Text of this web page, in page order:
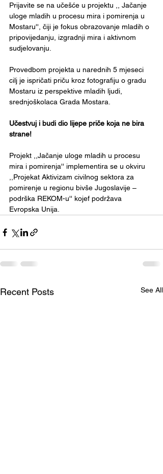
Prijavite se na učešće u projektu ,, Jačanje
uloge mladih u procesu mira i pomirenja u
Mostaru'', čiji je fokus obrazovanje mladih o
pripovijedanju, izgradnji mira i aktivnom
sudjelovanju.
Provedbom projekta u narednih 5 mjeseci
cilj je ispričati priču kroz fotografiju o gradu
Mostaru iz perspektive mladih ljudi,
srednjoškolaca Grada Mostara.
Učestvuj i budi dio lijepe priče koja ne bira
strane!
Projekt ,,Jačanje uloge mladih u procesu
mira i pomirenja'' implementira se u okviru
,,Projekat Aktivizam civilnog sektora za
pomirenje u regionu bivše Jugoslavije –
podrška REKOM-u'' kojef podržava
Evropska Unija.
Recent Posts See All